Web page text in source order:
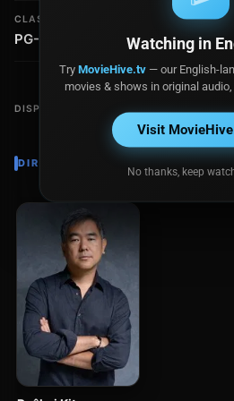
CLASIFICACIÓN
PG-13
DISPONIBLE EN
DIRECTOR
Watching in
Try MovieHive.tv— our English-
movies & shows in original
Visit
No thanks, keep